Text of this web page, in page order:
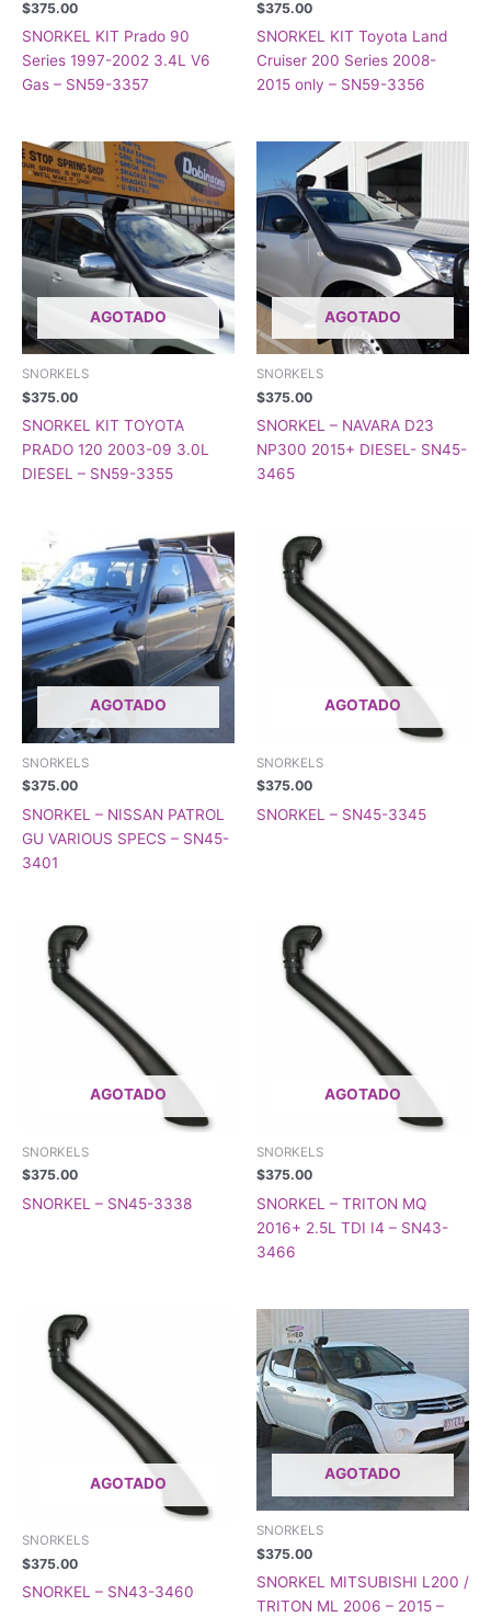
$375.00
SNORKEL KIT Prado 90
Series 1997-2002 3.4L V6
Gas – SN59-3357
$375.00
SNORKEL KIT Toyota Land
Cruiser 200 Series 2008-
2015 only – SN59-3356
AGOTADO
SNORKELS
$375.00
SNORKEL KIT TOYOTA
PRADO 120 2003-09 3.0L
DIESEL – SN59-3355
AGOTADO
SNORKELS
$375.00
SNORKEL – NAVARA D23
NP300 2015+ DIESEL- SN45-
3465
AGOTADO
SNORKELS
$375.00
SNORKEL – NISSAN PATROL
GU VARIOUS SPECS – SN45-
3401
AGOTADO
SNORKELS
$375.00
SNORKEL – SN45-3345
AGOTADO
SNORKELS
$375.00
SNORKEL – SN45-3338
AGOTADO
SNORKELS
$375.00
SNORKEL – TRITON MQ
2016+ 2.5L TDI I4 – SN43-
3466
AGOTADO
SNORKELS
$375.00
SNORKEL – SN43-3460
AGOTADO
SNORKELS
$375.00
SNORKEL MITSUBISHI L200 /
TRITON ML 2006 – 2015 –